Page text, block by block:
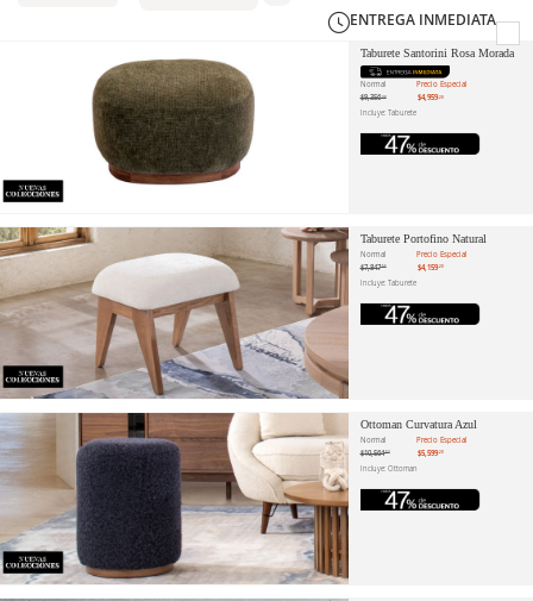
ENTREGA INMEDIATA
Taburete Santorini Rosa Morada
Normal
$9,356
Precio Especial
$4,959.20
Incluye: Taburete
Taburete Portofino Natural
Normal
$7,847.55
Precio Especial
$4,159.20
Incluye: Taburete
Ottoman Curvatura Azul
Normal
$10,564.53
Precio Especial
$5,599.20
Incluye: Ottoman